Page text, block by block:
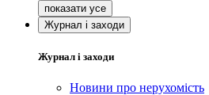
Журнал і заходи
Журнал і заходи
Новини про нерухомість